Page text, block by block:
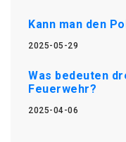
Kann man den
2025-05-29
Was bedeuten
Feuerwehr?
2025-04-06